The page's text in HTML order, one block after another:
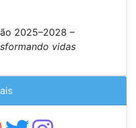
2025–2028 –
vidas